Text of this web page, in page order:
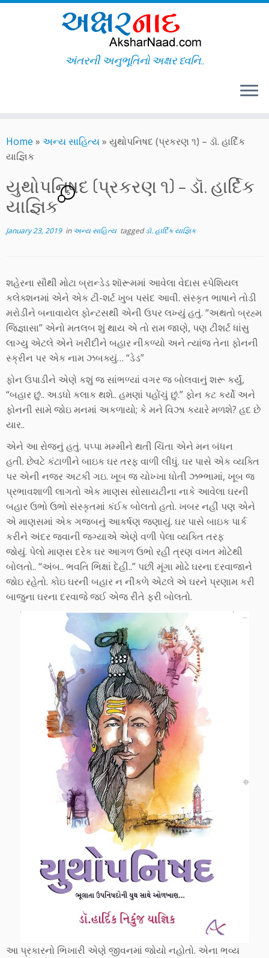
to
content
અંતરની અનુભૂતિનો અક્ષર ધ્વનિ..
Home » અન્ય સાહિત્ય» યુથોપનિષદ (પ્રકરણ ૧) – ડૉ. હાર્દિક
યાજ્ઞિક
યુથોપનિષદ (પ્રકરણ ૧) – ડૉ. હાર્દિક
યાજ્ઞિક
5
January 23, 2019in અન્ય સાહિત્ય taggedડૉ. હાર્દિક યાજ્ઞિક
શહેરના સૌથી મોટા બ્રાન્ડેડ શૉરૂમમાં આવેલા વેદાસ સ્પેશિયલ
કલેક્શનમાં એને એક ટી-શર્ટ ખુબ પસંંદ આવી. સંસ્કૃત ભાષાને તોડી
મરોડીને બનાવાયેલ ફોન્ટસથી એની ઉપર લખ્યું હતું. “અથતો બ્રહ્મ
જિજ્ઞાસા” એનો મતલબ શું થાય એ તો રામ જાણે, પણ ટીશર્ટ ધાંસુ
લાગ્યુ એટલે એને ખરીદીને બહાર નીકળ્યો અને ત્યાંજ તેના ફોનની
સ્ક્રીન પર એક નામ ઝબક્યું… “ડેડ”
ફોન ઉપાડીને એણે કશું જ સાંભળ્યાં વગર જ બોલવાનું શરૂ કર્યું,
“બહાર છું.. અડધો કલાક થશે.. હમણાં પહોંચું છું.” ફોન કટ કર્યો અને
ફોનની સામે જોઇ મનમાં અકળાયો; કે મને વિઝા કયારે મળશે? હદ છે
યાર..
એને આ રોજનું હતું. પપ્પા મમ્મીને થતી ચિંતા એને મન બંધન
હતી. છેવટે કંટાળીને બાઇક ઘર તરફ વાળી લીધું. ઘર પાસે એક વ્યક્તિ
પર એની નજર અટકી ગઇ. ખૂબ જ ચોખ્ખા ધોતી ઝભ્ભામાં, ખૂબ જ
પ્રભાવશાળી લાગતો એક માણસ સોસાયટીના નાકે આવેલા ઘરની
બહાર ઉભો ઉભો સંસ્કૃતમાં કંઈક બોલતો હતો. ખબર નહીં પણ એને
એ માણસમાં એક ગજબનું આકર્ષણ જણાયું. ઘર પાસે બાઇક પાર્ક
કરીને અંદર જવાની જગ્યાએ એણે વળી પેલા વ્યક્તિ તરફ
જોયું. પેલો માણસ દરેક ઘર આગળ ઉભો રહી ત્રણ વખત મોટેથી
બોલતો.. “અંબ.. ભવતિ ભિક્ષાં દેહી..” પછી મૂંગા મોઢે ઘરના દરવાજાને
જોઇ રહેતો. કોઇ ઘરની બહાર ન નીકળે એટલે એ ઘરને પ્રણામ કરી
બાજુના ઘરના દરવાજે જઈ એજ રીતે ફરી બોલતો.
આ પ્રકારનો ભિખારી એણે જીવનમાં જોયો નહોતો. એના ભવ્ય